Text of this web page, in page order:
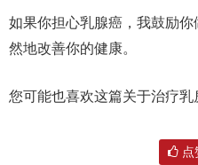
如果你担心乳腺癌，我鼓励
然地改善你的健康。
您可能也喜欢这篇关于治疗乳